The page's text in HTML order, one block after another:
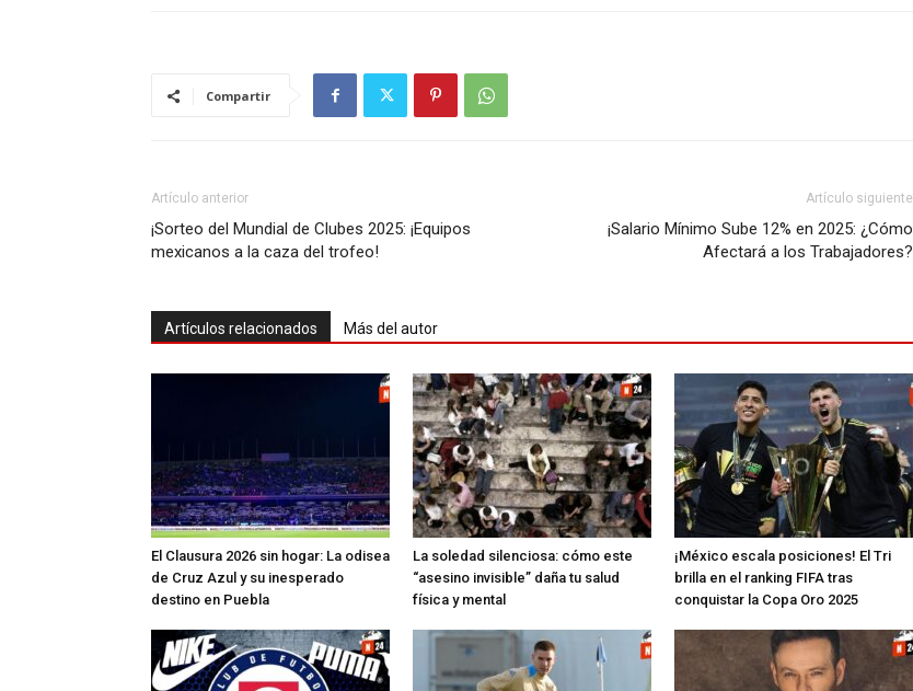
Compartir
Artículo anterior
¡Sorteo del Mundial de Clubes 2025: ¡Equipos
mexicanos a la caza del trofeo!
Artículo siguiente
¡Salario Mínimo Sube 12% en 2025: ¿Cómo
Afectará a los Trabajadores?
Artículos relacionados Más del autor
El Clausura 2026 sin hogar: La odisea
de Cruz Azul y su inesperado
destino en Puebla
La soledad silenciosa: cómo este
“asesino invisible” daña tu salud
física y mental
¡México escala posiciones! El Tri
brilla en el ranking FIFA tras
conquistar la Copa Oro 2025